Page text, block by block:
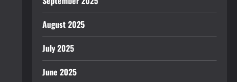
August 2025
July 2025
June 2025